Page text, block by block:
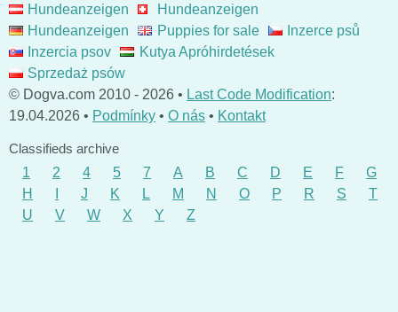
Hundeanzeigen
Hundeanzeigen
Hundeanzeigen
Puppies for sale
Inzerce psů
Inzercia psov
Kutya Apróhirdetések
Sprzedaż psów
© Dogva.com 2010 - 2026 • Last Code Modification:
19.04.2026 • Podmínky • O nás • Kontakt
Classifieds archive
1
2 4 5 7 A B C D E F
G
H
J K L M N O P R S
T
U
V W X Y Z